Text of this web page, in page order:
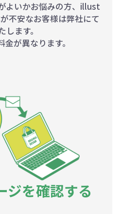
よいかお悩みの方、illust
不安なお客様は弊社にて
ます。
が異なります。
ジを確認する